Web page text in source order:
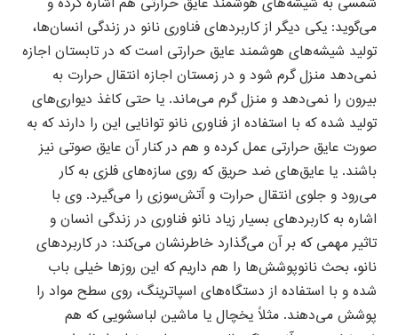
می‌گوید: یکی دیگر از کاربردهای فناوری نانو در زندگی انسان‌ها،
تولید شیشه‌های هوشمند عایق حرارتی است که در تابستان اجازه
نمی‌دهد منزل گرم شود و در زمستان اجازه انتقال حرارت به
بیرون را نمی‌دهد و منزل گرم می‌ماند. یا حتی کاغذ دیواری‌های
تولید شده که با استفاده از فناوری نانو توانایی این را دارند که به
صورت عایق حرارتی عمل کرده و هم در کنار آن عایق صوتی نیز
باشند. یا عایق‌های ضد حریق که روی سازه‌های فلزی به کار
می‌رود و جلوی انتقال حرارت و آتش‌سوزی را می‌گیرد. وی با
اشاره به کاربردهای بسیار زیاد نانو فناوری در زندگی انسان و
تاثیر مهمی که بر آن می‌گذارد خاطرنشان می‌کند: در کاربردهای
نانو، بحث نانوپوشش‌ها را هم داریم که این روزها خیلی باب
شده و با استفاده از دستگاه‌های اسپاترینگ، روی سطح مواد را
پوشش می‌دهند. مثلاً یخچال یا ماشین لباسشویی که هم